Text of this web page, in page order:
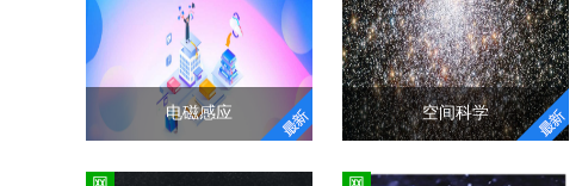
和调用。通过编写大鱼
吃小鱼的程序，让学生
初步了解函数的概念，
并学会如何使用自制积
木定义函数。
1867年4月16日—1912年
5月12日），弟弟是奥维
尔·莱特（Orville
Wright，1871年8月19日
—1948年1月30日）。
电磁感应
电磁感应
空间科学
空间科学